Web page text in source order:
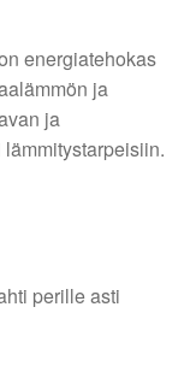
energiatehokas
ja
ja
perille asti